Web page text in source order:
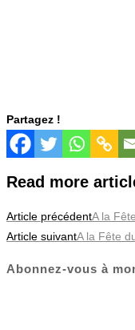
Partagez !
Read more
Article précédentA la
Article suivantA la Fête
Abonnez-vous à